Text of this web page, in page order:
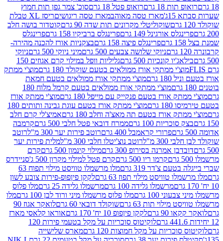
תות 18 גרם
רואופ פטל 18 גרם
סוכ' צמר גפן תות חמוץ
מארז טסה מאוהב מארז טסה ריגושים
ריסז XL טבלת
שוקוליטלי מקרונים תות שדה 90 גרם
קוטדור בושה חלב
אורגינל 149 גרם
פרינגלס ברביקיו 158 גרם
פרינגלס
פרינגלס פיצה 158 גרם
בצקניות אורז להכנה מהירה-
ניוקי שלושה צבעים 500 גרם
מיני ניוקי 500 גרם
ניוקי
קונכיות 500 גרם
גליליות וופל במילוי קרם אגוזים 150
ממתקי אורז ממולאים בטעם שוקולד 180 גרם
מוצ'י ממתק
גרם
מוצ'י ממתקי אורז ממולאים בטעם חמאת
מוצ'י ממתקי אורז ממולאים בטעם קרמל מלוח 180
אורז בטעם פנקייק עם מייפל 180 גרם
מוצ'י ממתק אורז
גרם
מוצ'י ממתק אורז בטעם עוגת גבינה ותותים 180
אורז בטעם תה מאצ'ה וחלב 180 גרם
אמיצ'לי קרם חלב
סוכריות 100 גרם
ממרח דובאי פטל חלבי 500 גרם
קרמבה
פרורי קראמבל 400 גרם
רוטב פירות יער 300 מ"ל
רוטב
300 מ"ל
רוטב נוצ'יטלו חלבי 300 מ"ל
מלית פירות יער
אמרנה בסירופ 300 גרם
מילוי קינמון 500 גרם
קרם
קרמו ריו 500 גרם
קרם פטל למילוי מקרון 500 ג'
סניידרס
צ'דר 319 גרם
מלו מרשמלו טוויסט מילוי תפוח 63
טוויסט מילוי תפוז 63 גרם
לקקן פיןפופ-פירות צובע לשון
מרשמלו גלידה 100 גרם
מרשמלו גלידה 25 גרם
מלו פלוס
100 גרם
מלו פלוס מרשמלו מיני ורוד לבן 100 גרם
מלו
מילוי תות 63 גרם
שוקולד דובאי 60 גרם
לואקר אגוז 90
90 גרם
לקקן פיןפופ 10 יח' 170 גרם
אוראו קלאסי מארז
לוקיטוס סוכריות על מקל בטעמי פירות 120
על מקל חמוצות 120 גרם
מארס שלישייה